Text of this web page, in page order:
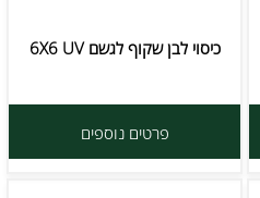
כיסוי לבן שקוף לגשם 6X6 UV
פרטים נוספים